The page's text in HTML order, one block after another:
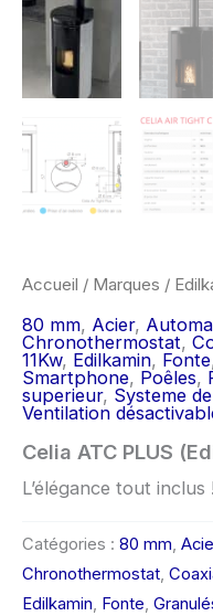
Accueil / Marques /
80 mm, Acier,
Chronothermostat,
11Kw, Edilkamin, Fonte
Smartphone, Poêles,
superieur, Systeme
Ventilation
Celia ATC PLUS
L’élégance tout inclus !
Catégories : 80 mm,
Chronothermostat,
Edilkamin, Fonte,